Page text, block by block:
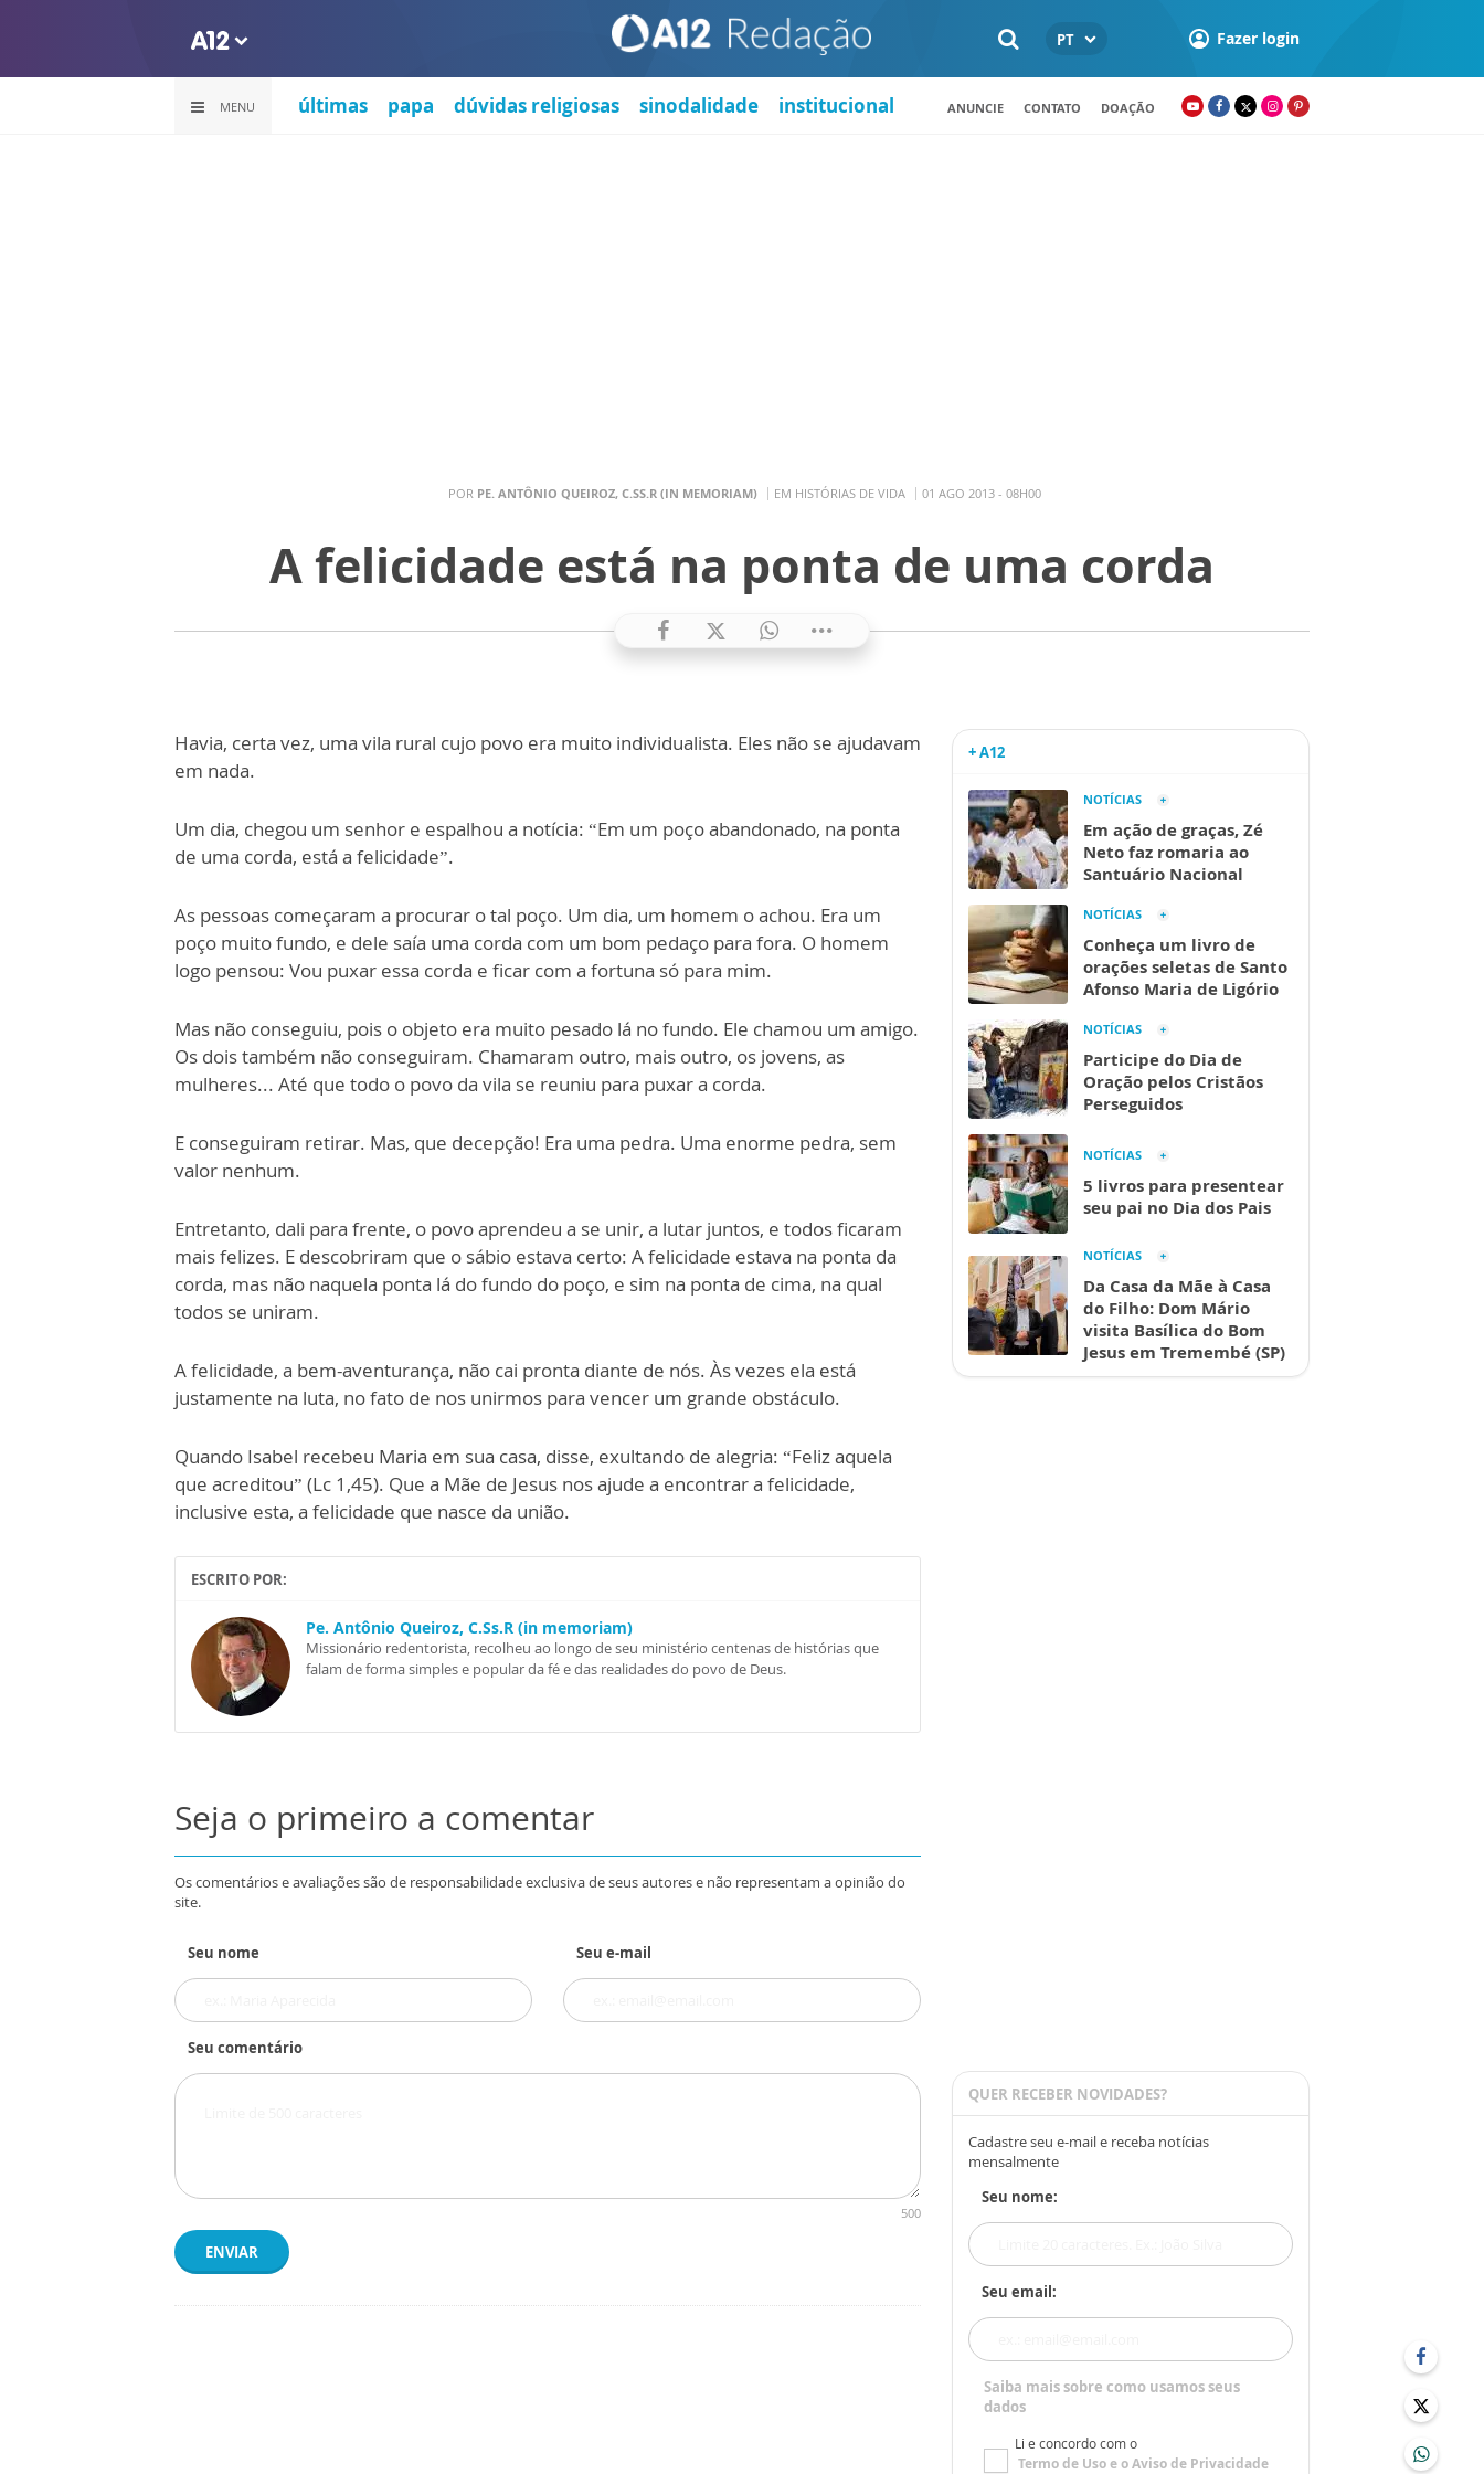
PT Fazer login
MENU últimas papa dúvidas religiosas sinodalidade institucional ANUNCIE CONTATO DOAÇÃO
POR PE. ANTÔNIO QUEIROZ, C.SS.R (IN MEMORIAM) EM HISTÓRIAS DE VIDA 01 AGO 2013 - 08H00
A felicidade está na ponta de uma corda
Havia, certa vez, uma vila rural cujo povo era muito individualista. Eles não se ajudavam
em nada.
Um dia, chegou um senhor e espalhou a notícia: “Em um poço abandonado, na ponta
de uma corda, está a felicidade”.
As pessoas começaram a procurar o tal poço. Um dia, um homem o achou. Era um
poço muito fundo, e dele saía uma corda com um bom pedaço para fora. O homem
logo pensou: Vou puxar essa corda e ficar com a fortuna só para mim.
Mas não conseguiu, pois o objeto era muito pesado lá no fundo. Ele chamou um amigo.
Os dois também não conseguiram. Chamaram outro, mais outro, os jovens, as
mulheres... Até que todo o povo da vila se reuniu para puxar a corda.
E conseguiram retirar. Mas, que decepção! Era uma pedra. Uma enorme pedra, sem
valor nenhum.
Entretanto, dali para frente, o povo aprendeu a se unir, a lutar juntos, e todos ficaram
mais felizes. E descobriram que o sábio estava certo: A felicidade estava na ponta da
corda, mas não naquela ponta lá do fundo do poço, e sim na ponta de cima, na qual
todos se uniram.
A felicidade, a bem-aventurança, não cai pronta diante de nós. Às vezes ela está
justamente na luta, no fato de nos unirmos para vencer um grande obstáculo.
Quando Isabel recebeu Maria em sua casa, disse, exultando de alegria: “Feliz aquela
que acreditou” (Lc 1,45). Que a Mãe de Jesus nos ajude a encontrar a felicidade,
inclusive esta, a felicidade que nasce da união.
ESCRITO POR:
Pe. Antônio Queiroz, C.Ss.R (in memoriam)
Missionário redentorista, recolheu ao longo de seu ministério centenas de histórias que
falam de forma simples e popular da fé e das realidades do povo de Deus.
Seja o primeiro a comentar
Os comentários e avaliações são de responsabilidade exclusiva de seus autores e não representam a opinião do
site.
Seu nome Seu e-mail
Seu comentário
500
ENVIAR
+ A12
NOTÍCIAS
Em ação de graças, Zé
Neto faz romaria ao
Santuário Nacional
NOTÍCIAS
Conheça um livro de
orações seletas de Santo
Afonso Maria de Ligório
NOTÍCIAS
Participe do Dia de
Oração pelos Cristãos
Perseguidos
NOTÍCIAS
5 livros para presentear
seu pai no Dia dos Pais
NOTÍCIAS
Da Casa da Mãe à Casa
do Filho: Dom Mário
visita Basílica do Bom
Jesus em Tremembé (SP)
QUER RECEBER NOVIDADES?
Cadastre seu e-mail e receba notícias
mensalmente
Seu nome:
Seu email:
Saiba mais sobre como usamos seus
dados
Li e concordo com o
Termo de Usoe oAviso de Privacidade